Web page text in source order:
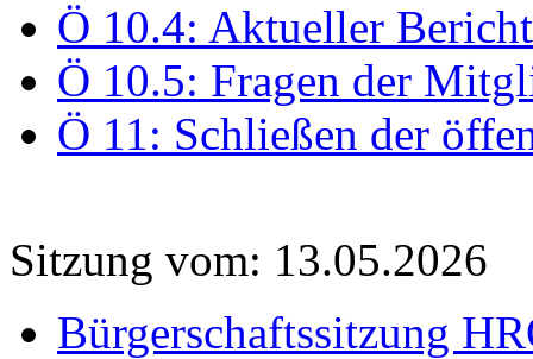
Ö 10.4: Aktueller
Ö 10.5: Fragen der
Ö 11: Schließen der
Sitzung vom: 13.05.2026
Bürgerschaftssitzung